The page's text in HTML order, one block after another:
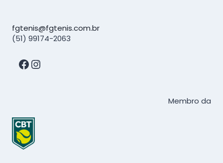
fgtenis@fgtenis.com.br
(51) 99174-2063
Facebook
Instagram
Membro da